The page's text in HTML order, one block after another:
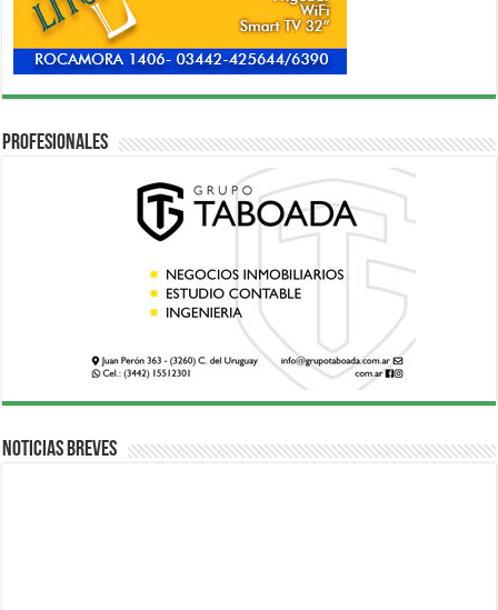
Profesionales
Noticias breves